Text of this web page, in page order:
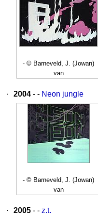
- © Barneveld, J. (Jowan)
van
· 2004 - - Neon jungle
- © Barneveld, J. (Jowan)
van
· 2005 - - z.t.